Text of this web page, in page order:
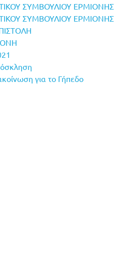
ΣΥΜΒΟΥΛΙΟΥ ΕΡΜΙΟΝΗΣ
ΣΥΜΒΟΥΛΙΟΥ ΕΡΜΙΟΝΗΣ
για το Γήπεδο